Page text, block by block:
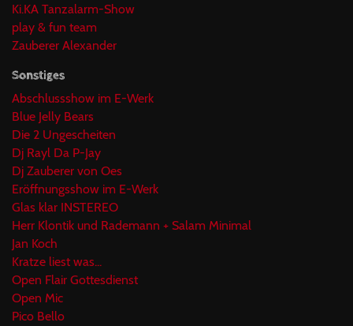
Ki.KA Tanzalarm-Show
play & fun team
Zauberer Alexander
Sonstiges
Abschlussshow im E-Werk
Blue Jelly Bears
Die 2 Ungescheiten
Dj Rayl Da P-Jay
Dj Zauberer von Oes
Eröffnungsshow im E-Werk
Glas klar INSTEREO
Herr Klontik und Rademann + Salam Minimal
Jan Koch
Kratze liest was...
Open Flair Gottesdienst
Open Mic
Pico Bello